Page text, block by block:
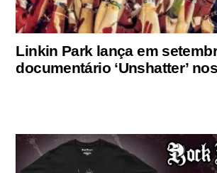
Linkin Park lança em
documentário ‘Unshatter’